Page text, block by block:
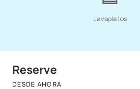
Lavaplatos
Reserve
DESDE AHORA